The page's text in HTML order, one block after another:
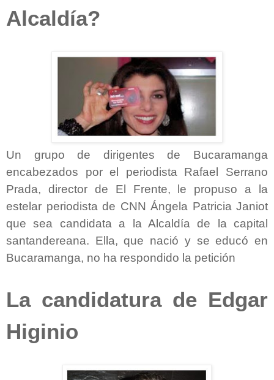
Alcaldía?
Un grupo de dirigentes de Bucaramanga
encabezados por el periodista Rafael Serrano
Prada, director de El Frente, le propuso a la
estelar periodista de CNN Ángela Patricia Janiot
que sea candidata a la Alcaldía de la capital
santandereana. Ella, que nació y se educó en
Bucaramanga, no ha respondido la petición
La candidatura de Edgar
Higinio